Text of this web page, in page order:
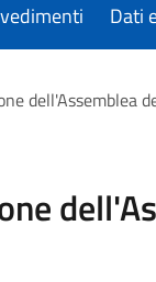
Dati
dell'Assemblea